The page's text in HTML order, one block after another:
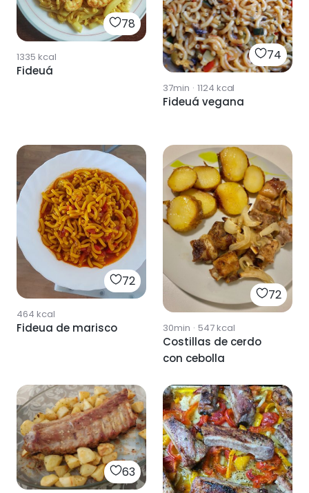
78
1335 kcal
Fideuá
74
37min · 1124 kcal
Fideuá vegana
72
464 kcal
Fideua de marisco
72
30min · 547kcal
Costillas de cerdo
con cebolla
63